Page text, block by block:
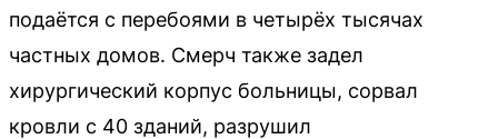
подаётся с перебоями в четырёх тысячах
частных домов. Смерч также задел
хирургический корпус больницы, сорвал
кровли с 40 зданий, разрушил